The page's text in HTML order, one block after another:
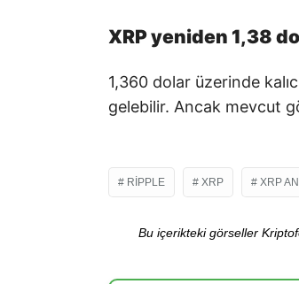
XRP yeniden 1,38
1,360 dolar üzerinde
gelebilir. Ancak mevcut
RIPPLE XRP XRP
Bu içerikteki görseller